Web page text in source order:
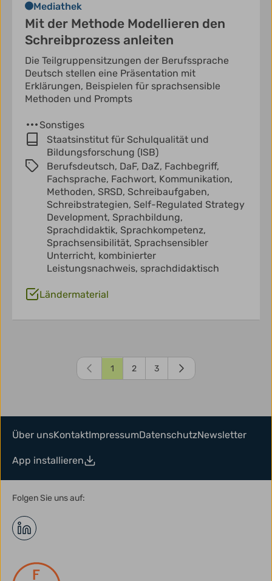
Mediathek
Mit der Methode Modellieren den
Schreibprozess anleiten
Die Teilgruppensitzungen der Berufssprache
Deutsch stellen eine Präsentation mit
Erklärungen, Beispielen für sprachsensible
Methoden und Prompts
Sonstiges
Staatsinstitut für Schulqualität und
Bildungsforschung (ISB)
Berufsdeutsch, DaF, DaZ, Fachbegriff,
Fachsprache, Fachwort, Kommunikation,
Methoden, SRSD, Schreibaufgaben,
Schreibstrategien, Self-Regulated Strategy
Development, Sprachbildung,
Sprachdidaktik, Sprachkompetenz,
Sprachsensibilität, Sprachsensibler
Unterricht, kombinierter
Leistungsnachweis, sprachdidaktisch
Ländermaterial
1 2 3
Über unsKontaktImpressumDatenschutzNewsletter
App installieren
Folgen Sie uns auf: